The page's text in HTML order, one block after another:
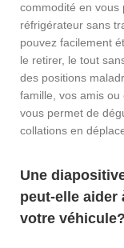
commodité en vous
réfrigérateur sans
pouvez facilement
le retirer, le tout
des positions
famille, vos amis
vous permet de
collations en
Une
peut-elle aider
votre véhicule?